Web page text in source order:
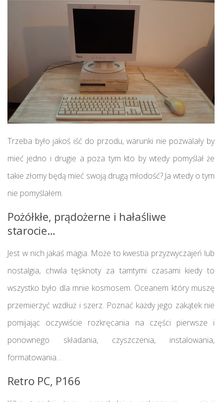
Trzeba było jakoś iść do przodu, warunki nie pozwalały by
mieć jedno i drugie a poza tym kto by wtedy pomyślał że
takie złomy będą mieć swoją drugą młodość? Ja wtedy o tym
nie pomyślałem.
Pożółkłe, prądożerne i hałaśliwe
starocie…
Jest w nich jakaś magia. Może to kwestia przyzwyczajeń lub
nostalgia, chwila tęsknoty za tamtymi czasami kiedy to
wszystko było dla mnie kosmosem. Oceanem który muszę
przemierzyć wzdłuż i szerz. Poznać każdy jego zakątek nie
pomijając oczywiście rozkręcania na części pierwsze i
ponownego składania, czyszczenia, instalowania,
formatowania…
Retro PC, P166